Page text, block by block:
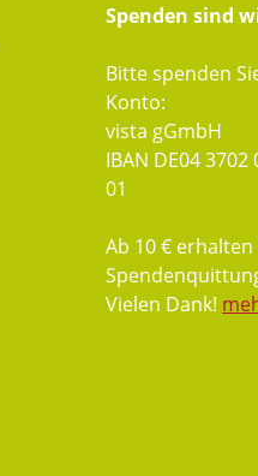
Spenden sind
Bitte spenden
Konto:
vista gGmbH
IBAN DE04
01
Ab 10 € erhalten
Vielen Dank!